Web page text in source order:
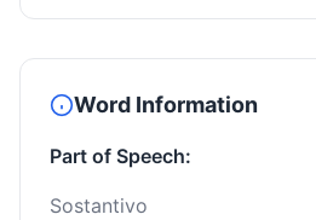
Word Information
Part of Speech:
Sostantivo